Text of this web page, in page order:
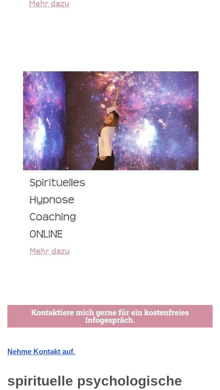
Nehme Kontakt auf.
spirituelle psychologische